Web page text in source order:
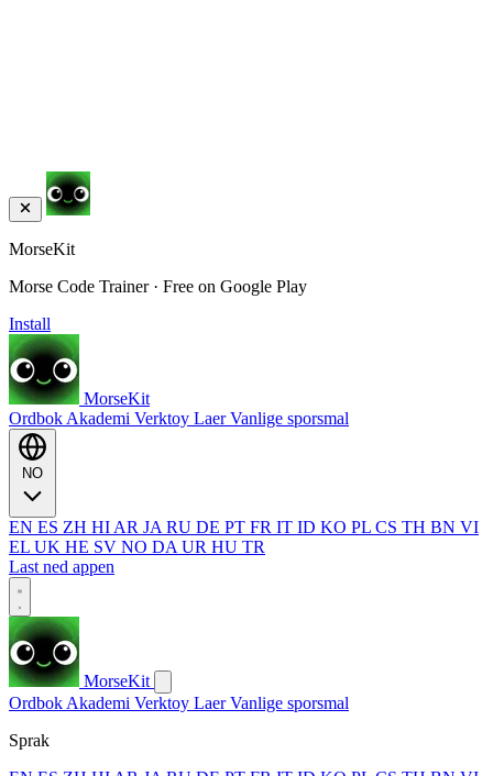
MorseKit
Morse Code Trainer · Free on Google Play
Install
MorseKit
Ordbok Akademi Verktoy LaerVanlige sporsmal
EN ES ZH HI AR JA RU DE PT FR IT ID KO PL CS TH BN VI
EL UK HE SV NO DA UR HU TR
Last ned appen
MorseKit
Ordbok Akademi Verktoy LaerVanlige sporsmal
Sprak